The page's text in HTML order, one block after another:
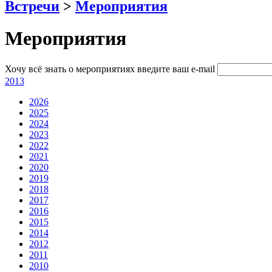
Встречи > Мероприятия
Мероприятия
Хочу всё знать о мероприятиях введите ваш e-mail
2013
2026
2025
2024
2023
2022
2021
2020
2019
2018
2017
2016
2015
2014
2012
2011
2010